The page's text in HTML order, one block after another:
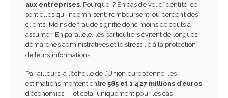
aux entreprises. Pourquoi ? En cas de vol d’identité, ce
sont elles qui indemnisent, remboursent, ou perdent des
clients. Moins de fraude signifie donc moins de coûts à
assumer. En parallèle, les particuliers évitent de longues
démarches administratives et le stress lié à la protection
de leurs informations.
Par ailleurs, à l’échelle de l’Union européenne, les
estimations montent entre 585 et 1 427 millions d’euros
d’économies — et cela, uniquement pour les cas